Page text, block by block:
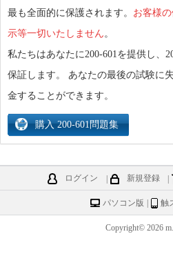
最も全面的に保護されます。 お客様
示等一切いたしません 。
私たちはあなたに200-601を提供し、
保証します。 あなたの最後の試験に
金することができます。
ログイン | 新規登録 |
パソコン版 | 触
Copyright© 2026